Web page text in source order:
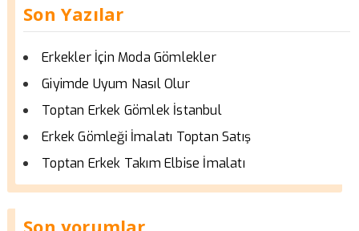
Son Yazılar
Erkekler İçin Moda Gömlekler
Giyimde Uyum Nasıl Olur
Toptan Erkek Gömlek İstanbul
Erkek Gömleği İmalatı Toptan Satış
Toptan Erkek Takım Elbise İmalatı
Son yorumlar